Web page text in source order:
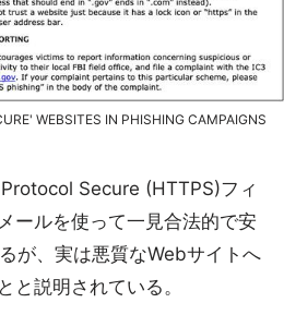
WEBSITES IN PHISHING CAMPAIGNS
Secure (HTTPS)フィ
ールを使って一見合法的で安
が、実は悪質なWebサイトへ
と説明されている。